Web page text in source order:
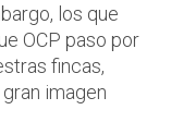
los que
OCP paso por
fincas,
imagen